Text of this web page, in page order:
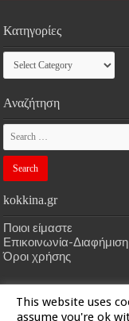
Κατηγορίες
Κατηγορίες
Αναζήτηση
kokkina.gr
Ποιοι είμαστε
Επικοινωνία-Διαφήμιση
Όροι χρήσης
HOME
This website uses
assume you're ok